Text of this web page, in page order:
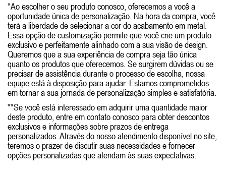
*Ao escolher o seu produto conosco, oferecemos a você a
oportunidade única de personalização. Na hora da compra, você
terá a liberdade de selecionar a cor do acabamento em metal.
Essa opção de customização permite que você crie um produto
exclusivo e perfeitamente alinhado com a sua visão de design.
Queremos que a sua experiência de compra seja tão única
quanto os produtos que oferecemos. Se surgirem dúvidas ou se
precisar de assistência durante o processo de escolha, nossa
equipe está à disposição para ajudar. Estamos comprometidos
em tornar a sua jornada de personalização simples e satisfatória.
**Se você está interessado em adquirir uma quantidade maior
deste produto, entre em contato conosco para obter descontos
exclusivos e informações sobre prazos de entrega
personalizados. Através do nosso atendimento disponível no site,
teremos o prazer de discutir suas necessidades e fornecer
opções personalizadas que atendam às suas expectativas.